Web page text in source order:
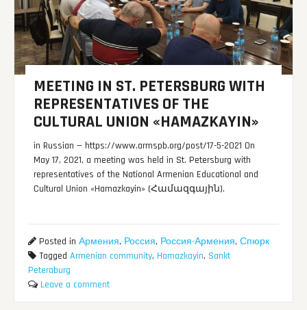
MEETING IN ST. PETERSBURG WITH
REPRESENTATIVES OF THE
CULTURAL UNION «HAMAZKAYIN»
in Russian — https://www.armspb.org/post/17-5-2021 On
May 17, 2021, a meeting was held in St. Petersburg with
representatives of the National Armenian Educational and
Cultural Union «Hamazkayin» (Համազգային).
Posted inАрмения, Россия, Россия-Армения,Спюрк
TaggedArmenian community, Hamazkayin, Sankt
Peteraburg
Leave a comment